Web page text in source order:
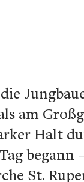
am
Halt
St.